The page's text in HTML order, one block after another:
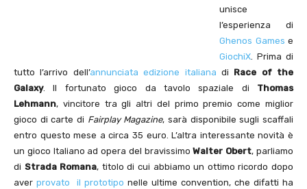
unisce
l’esperienza di
Ghenos Games e
GiochiX. Prima di
tutto l’arrivo dell’annunciata edizione italiana di Race of the
Galaxy. Il fortunato gioco da tavolo spaziale di Thomas
Lehmann, vincitore tra gli altri del primo premio come miglior
gioco di carte di Fairplay Magazine, sarà disponibile sugli scaffali
entro questo mese a circa 35 euro. L’altra interessante novità è
un gioco Italiano ad opera del bravissimoWalter Obert, parliamo
di Strada Romana, titolo di cui abbiamo un ottimo ricordo dopo
aver provato il prototipo nelle ultime convention, che difatti ha